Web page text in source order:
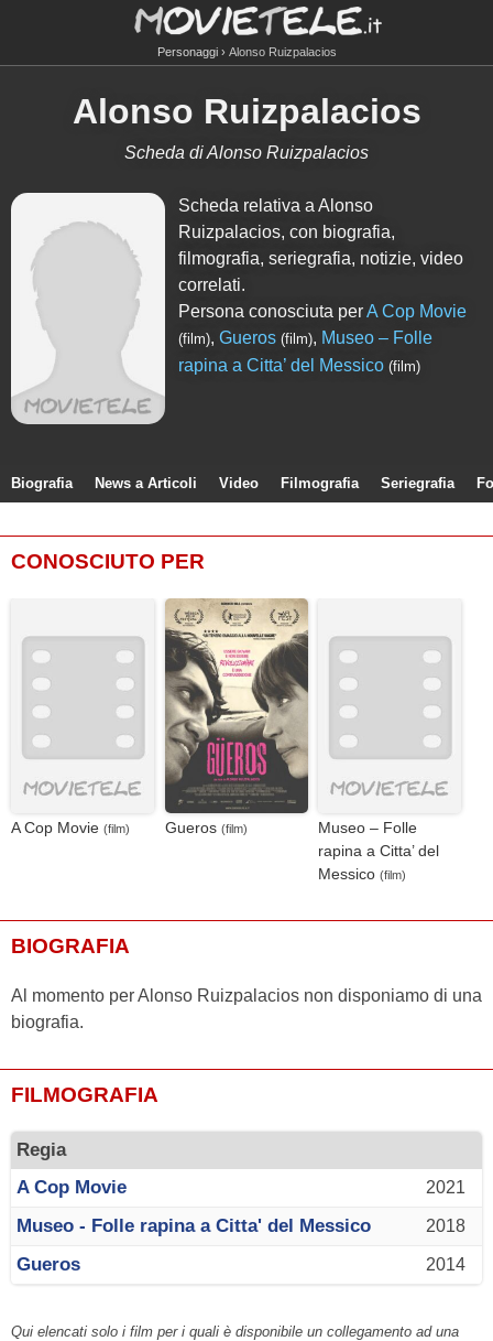
Personaggi Alonso Ruizpalacios
Alonso Ruizpalacios
Scheda di Alonso Ruizpalacios
Scheda relativa a Alonso
Ruizpalacios, con biografia,
filmografia, seriegrafia, notizie, video
correlati.
Persona conosciuta perA Cop Movie
(film),Gueros (film), Museo – Folle
rapina a Citta’ del Messico (film)
Biografia News a Articoli Video Filmografia Seriegrafia
CONOSCIUTO PER
A Cop Movie (film) Gueros (film)
Museo – Folle
rapina a Citta’ del
Messico (film)
BIOGRAFIA
Al momento per Alonso Ruizpalacios non disponiamo di una
biografia.
FILMOGRAFIA
Regia
2021
A Cop Movie
2018
Museo - Folle rapina a Citta' del Messico
2014
Gueros
Qui elencati solo i film per i quali è disponibile un collegamento ad una